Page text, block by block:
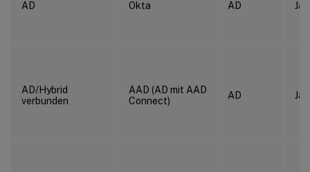
AD Okta AD Ja
AD/Hybrid
verbunden
AAD (AD mit AAD
Connect)
AD Ja